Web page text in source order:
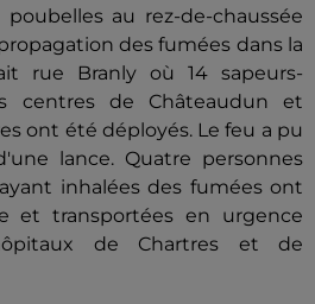
au rez-de-chaussée
des fumées dans la
rue Branly où 14 sapeurs-
centres de Châteaudun et
ont été déployés. Le feu a pu
lance. Quatre personnes
inhalées des fumées ont
et transportées en urgence
de Chartres et de